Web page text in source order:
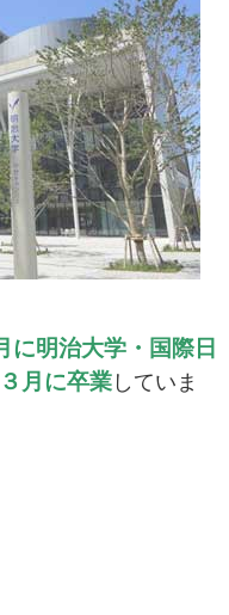
に明治大学・国際日
月に卒業 していま